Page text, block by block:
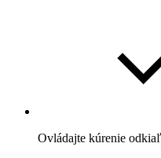
Ovládajte kúrenie